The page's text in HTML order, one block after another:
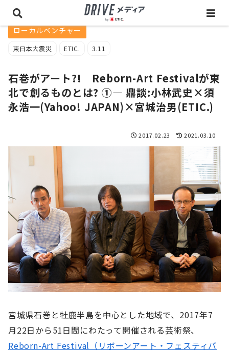
ローカルベンチャー
東日本大震災 ETIC. 3.11
石巻がアート?! Reborn-Art Festivalが東
北で創るものとは? ①— 鼎談:小林武史×須
永浩一(Yahoo! JAPAN)×宮城治男(ETIC.)
2017.02.23 2021.03.10
宮城県石巻と牡鹿半島を中心とした地域で、2017年7
月22日から51日間にわたって開催される芸術祭、
Reborn-Art Festival（リボーンアート・フェスティバ